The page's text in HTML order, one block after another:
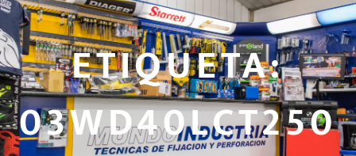
ETIQUETA:
03WD40LCT250